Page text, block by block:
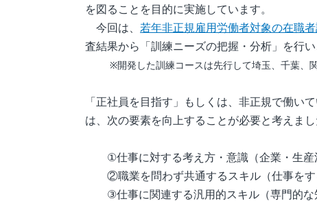
を図ることを目的に実施しています。
今回は、 若年非正規雇用労働者対象の在職
査結果から「訓練ニーズの把握・分析」を行
※開発した訓練コースは先行して埼玉、千葉、
「正社員を目指す」もしくは、非正規で働い
は、次の要素を向上することが必要と考えまし
①仕事に対する考え方・意識（企業・生産
②職業を問わず共通するスキル（仕事をす
③仕事に関連する汎用的スキル（専門的な